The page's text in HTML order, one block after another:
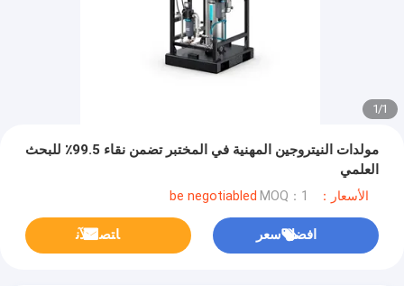
1
/
1
مولدات النيتروجين المهنية في المختبر تضمن نقاء 99.5٪ للبحث
العلمي
الأسعار：be negotiabled MOQ：1
افضل سعر ﺎﺘﺼﻟ ﺍﻶﻧ